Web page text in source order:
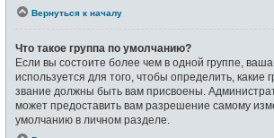
Вернуться к началу
Что такое группа по умолчанию?
Если вы состоите более чем в одной группе,
используется для того, чтобы определить, какие
звание должны быть вам присвоены.
может предоставить вам разрешение самому
умолчанию в личном разделе.